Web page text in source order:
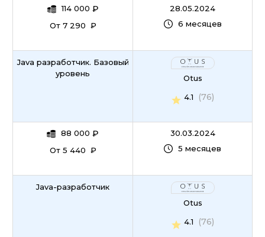
114 000 ₽
От 7 290 ₽
28.05.2024
6 месяцев
Java разработчик. Базовый
уровень
88 000 ₽
От 5 440 ₽
Otus
4.1
(76)
30.03.2024
5 месяцев
Java-разработчик
Otus
4.1
(76)